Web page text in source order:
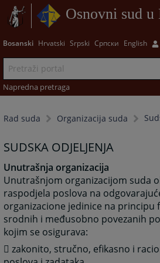
Osnovni sud
Bosanski Hrvatski Srpski Српски English
Napredna pretraga
Rad suda Organizacija suda
SUDSKA ODJELJENJA
Unutrašnja organizacija
Unutrašnjom organizacijom suda
raspodjela poslova na
organizacione jedinice na principu
srodnih i međusobno povezanih
kojim se osigurava:
 zakonito, stručno, efikasno i